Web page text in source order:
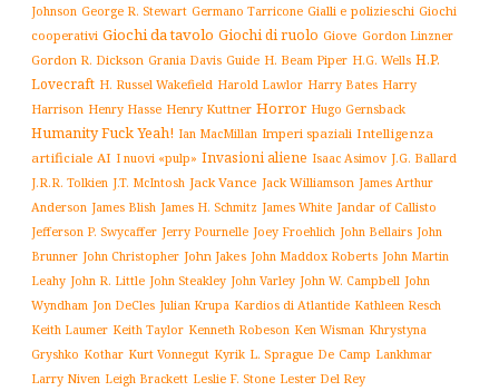
Johnson George R. Stewart Germano Tarricone Gialli e polizieschi Giochi
cooperativi Giochi da tavolo Giochi di ruolo Giove Gordon Linzner
Gordon R. Dickson Grania Davis Guide H. Beam Piper H.G. Wells H.P.
Lovecraft H. Russel Wakefield Harold Lawlor Harry Bates Harry
Harrison Henry Hasse Henry Kuttner Horror Hugo Gernsback
Humanity Fuck Yeah! Ian MacMillan Imperi spaziali Intelligenza
artificiale AI I nuovi «pulp» Invasioni aliene Isaac Asimov J.G. Ballard
J.R.R. Tolkien J.T. McIntosh Jack Vance Jack Williamson James Arthur
Anderson James Blish James H. Schmitz James White Jandar of Callisto
Jefferson P. Swycaffer Jerry Pournelle Joey Froehlich John Bellairs John
Brunner John Christopher John Jakes John Maddox Roberts John Martin
Leahy John R. Little John Steakley John Varley John W. Campbell John
Wyndham Jon DeCles Julian Krupa Kardios di Atlantide Kathleen Resch
Keith Laumer Keith Taylor Kenneth Robeson Ken Wisman Khrystyna
Gryshko Kothar Kurt Vonnegut Kyrik L. Sprague De Camp Lankhmar
Larry Niven Leigh Brackett Leslie F. Stone Lester Del Rey